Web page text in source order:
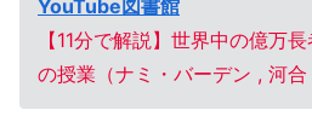
YouTube図書館
【11分で解説】世界中の億万
の授業（ナミ・バーデン , 河合